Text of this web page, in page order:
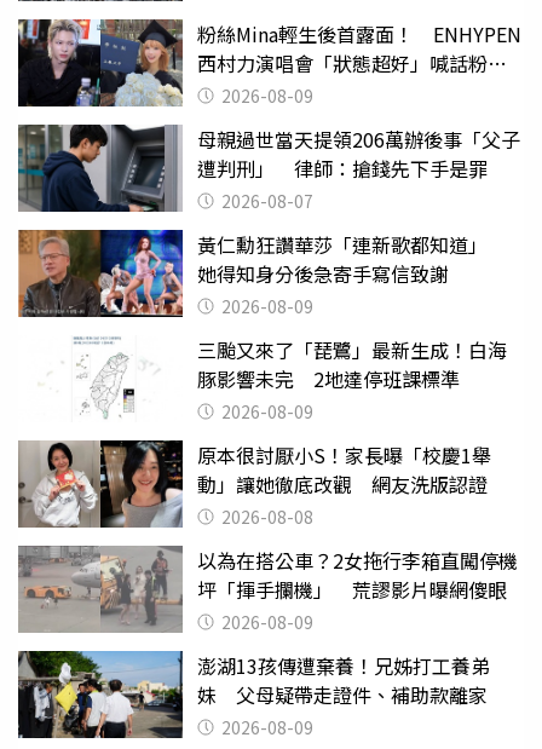
粉絲Mina輕生後首露面！ ENHYPEN
西村力演唱會「狀態超好」喊話粉
絲：我們心意相通
2026-08-09
母親過世當天提領206萬辦後事「父子
遭判刑」 律師：搶錢先下手是罪
2026-08-07
黃仁勳狂讚華莎「連新歌都知道」
她得知身分後急寄手寫信致謝
2026-08-09
三颱又來了「琵鷺」最新生成！白海
豚影響未完 2地達停班課標準
2026-08-09
原本很討厭小S！家長曝「校慶1舉
動」讓她徹底改觀 網友洗版認證
2026-08-08
以為在搭公車？2女拖行李箱直闖停機
坪「揮手攔機」 荒謬影片曝網傻眼
2026-08-09
澎湖13孩傳遭棄養！兄姊打工養弟
妹 父母疑帶走證件、補助款離家
2026-08-09